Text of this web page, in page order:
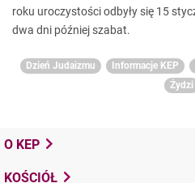
roku uroczystości odbyły się 15
dwa dni później szabat.
Dzień Judaizmu Informacje KEP
Żydzi
O KEP
KOŚCIÓŁ